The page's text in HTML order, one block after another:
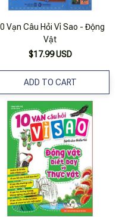
Vạn Câu Hỏi Vì Sao - Động
Vật
$17.99 USD
ADD TO CART